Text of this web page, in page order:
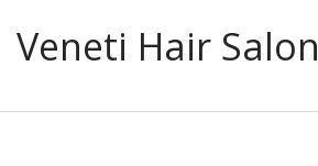
Veneti Hair Salon